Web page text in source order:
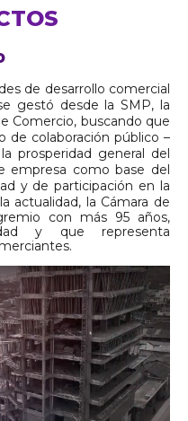
de desarrollo comercial
gestó desde la SMP, la
Comercio, buscando que
de colaboración público –
prosperidad general del
empresa como base del
y de participación en la
actualidad, la Cámara de
con más 95 años,
y que representa